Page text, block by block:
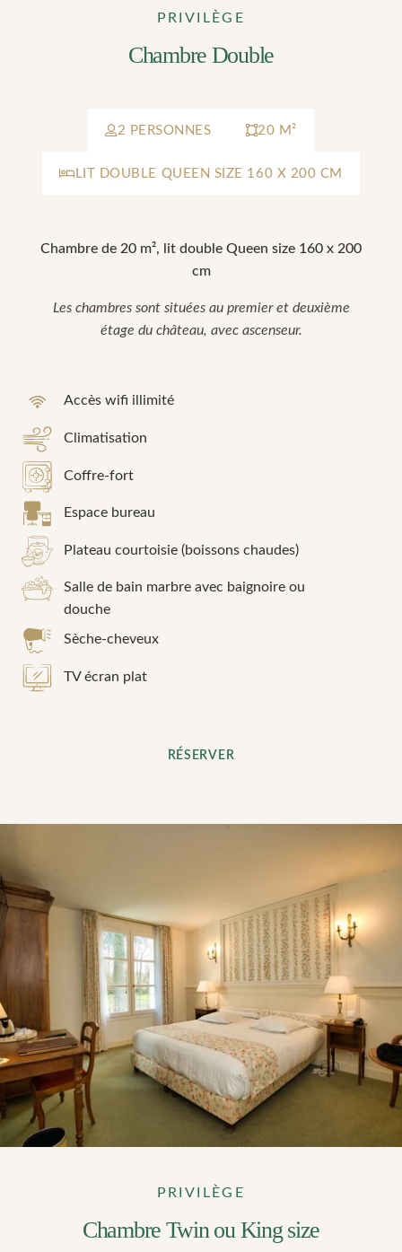
Chambre Double
PRIVILÈGE
2 PERSONNES 20 M²
LIT DOUBLE QUEEN SIZE 160 X 200 CM
Chambre de 20 m², lit double Queen size 160 x 200
cm
Les chambres sont situées au premier et deuxième
étage du château, avec ascenseur.
Accès wifi illimité
Climatisation
Coffre-fort
Espace bureau
Plateau courtoisie (boissons chaudes)
Salle de bain marbre avec baignoire ou
douche
Sèche-cheveux
TV écran plat
RÉSERVER
Chambre Twin ou King size
PRIVILÈGE